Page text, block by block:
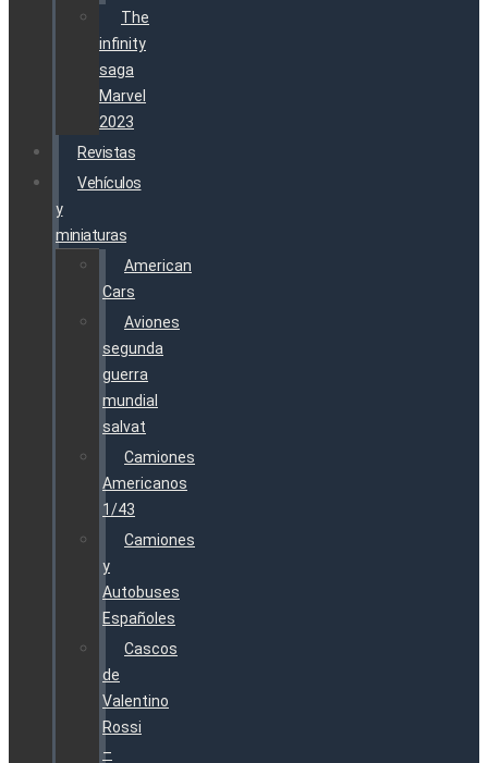
The
infinity
saga
Marvel
2023
Revistas
Vehículos
y
miniaturas
American
Cars
Aviones
segunda
guerra
mundial
salvat
Camiones
Americanos
1/43
Camiones
y
Autobuses
Españoles
Cascos
de
Valentino
Rossi
–